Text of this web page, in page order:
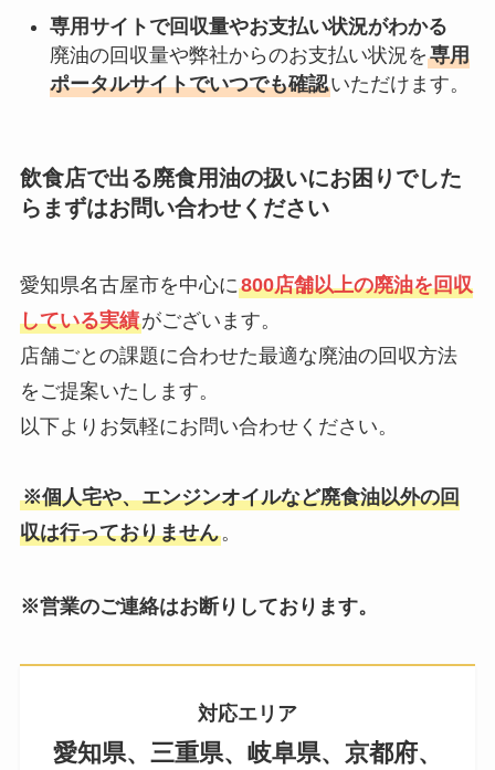
専用サイトで回収量やお支払い状況がわかる
廃油の回収量や弊社からのお支払い状況を専用
ポータルサイトでいつでも確認いただけます。
飲食店で出る廃食用油の扱いにお困りでした
らまずはお問い合わせください
愛知県名古屋市を中心に800店舗以上の廃油を回収
している実績がございます。
店舗ごとの課題に合わせた最適な廃油の回収方法
をご提案いたします。
以下よりお気軽にお問い合わせください。
※個人宅や、エンジンオイルなど廃食油以外の回
収は行っておりません。
※営業のご連絡はお断りしております。
対応エリア
愛知県、三重県、岐阜県、京都府、